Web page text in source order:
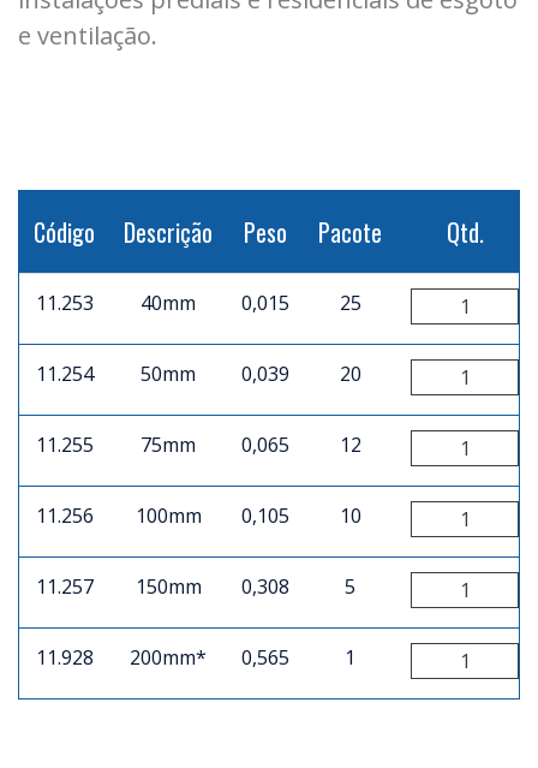
e ventilação.
Código Descrição Peso Pacote Qtd.
11.253 40mm 0,015 25
11.254 50mm 0,039 20
11.255 75mm 0,065 12
11.256 100mm 0,105 10
11.257 150mm 0,308 5
11.928 200mm* 0,565 1